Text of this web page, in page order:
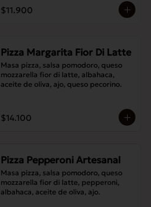
$11.900
Pizza Margarita Fior Di Latte
Masa pizza, salsa pomodoro, queso
mozzarella fior di latte, albahaca,
aceite de oliva, ajo, queso pecorino.
$14.100
Pizza Pepperoni Artesanal
Masa pizza, salsa pomodoro, queso
mozzarella fior di latte, pepperoni,
albahaca, aceite de oliva, ajo.